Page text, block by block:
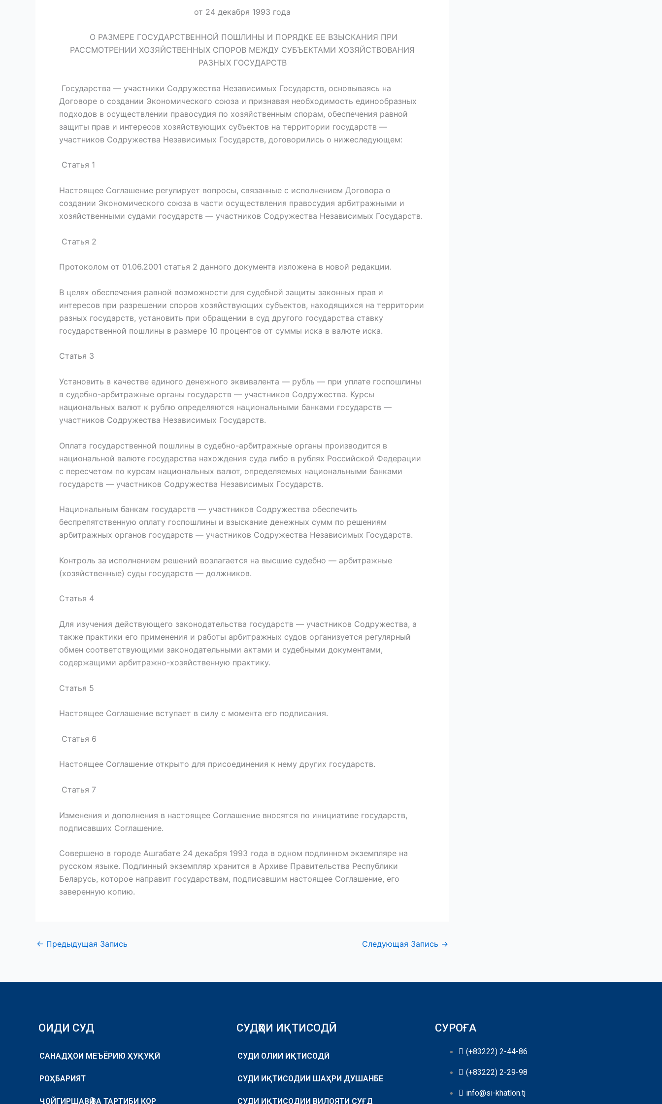
от 24 декабря 1993 года
О РАЗМЕРЕ ГОСУДАРСТВЕННОЙ ПОШЛИНЫ И ПОРЯДКЕ ЕЕ ВЗЫСКАНИЯ ПРИ
РАССМОТРЕНИИ ХОЗЯЙСТВЕННЫХ СПОРОВ МЕЖДУ СУБЪЕКТАМИ ХОЗЯЙСТВОВАНИЯ
РАЗНЫХ ГОСУДАРСТВ
Государства — участники Содружества Независимых Государств, основываясь на
Договоре о создании Экономического союза и признавая необходимость единообразных
подходов в осуществлении правосудия по хозяйственным спорам, обеспечения равной
защиты прав и интересов хозяйствующих субъектов на территории государств —
участников Содружества Независимых Государств, договорились о нижеследующем:
Статья 1
Настоящее Соглашение регулирует вопросы, связанные с исполнением Договора о
создании Экономического союза в части осуществления правосудия арбитражными и
хозяйственными судами государств — участников Содружества Независимых Государств.
Статья 2
Протоколом от 01.06.2001 статья 2 данного документа изложена в новой редакции.
В целях обеспечения равной возможности для судебной защиты законных прав и
интересов при разрешении споров хозяйствующих субъектов, находящихся на территории
разных государств, установить при обращении в суд другого государства ставку
государственной пошлины в размере 10 процентов от суммы иска в валюте иска.
Статья 3
Установить в качестве единого денежного эквивалента — рубль — при уплате госпошлины
в судебно-арбитражные органы государств — участников Содружества. Курсы
национальных валют к рублю определяются национальными банками государств —
участников Содружества Независимых Государств.
Оплата государственной пошлины в судебно-арбитражные органы производится в
национальной валюте государства нахождения суда либо в рублях Российской Федерации
с пересчетом по курсам национальных валют, определяемых национальными банками
государств — участников Содружества Независимых Государств.
Национальным банкам государств — участников Содружества обеспечить
беспрепятственную оплату госпошлины и взыскание денежных сумм по решениям
арбитражных органов государств — участников Содружества Независимых Государств.
Контроль за исполнением решений возлагается на высшие судебно — арбитражные
(хозяйственные) суды государств — должников.
Статья 4
Для изучения действующего законодательства государств — участников Содружества, а
также практики его применения и работы арбитражных судов организуется регулярный
обмен соответствующими законодательными актами и судебными документами,
содержащими арбитражно-хозяйственную практику.
Статья 5
Настоящее Соглашение вступает в силу с момента его подписания.
Статья 6
Настоящее Соглашение открыто для присоединения к нему других государств.
Статья 7
Изменения и дополнения в настоящее Соглашение вносятся по инициативе государств,
подписавших Соглашение.
Совершено в городе Ашгабате 24 декабря 1993 года в одном подлинном экземпляре на
русском языке. Подлинный экземпляр хранится в Архиве Правительства Республики
Беларусь, которое направит государствам, подписавшим настоящее Соглашение, его
заверенную копию.
← Предыдущая Запись Следующая Запись →
ОИДИ СУД
САНАДҲОИ МЕЪЁРИЮ ҲУҚУҚӢ
РОҲБАРИЯТ
ҶОЙГИРШАВӢ ВА ТАРТИБИ КОР
СУДҲОИ ИҚТИСОДӢ
СУДИ ОЛИИ ИҚТИСОДӢ
СУДИ ИҚТИСОДИИ ШАҲРИ ДУШАНБЕ
СУДИ ИҚТИСОДИИ ВИЛОЯТИ СУҒД
СУРОҒА
(+83222) 2-44-86
(+83222) 2-29-98
info@si-khatlon.tj